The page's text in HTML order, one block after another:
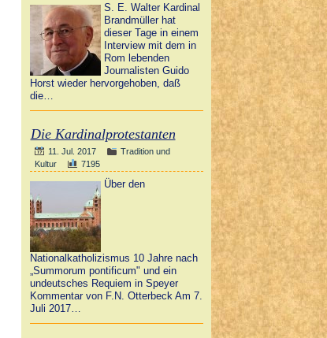
S. E. Walter Kardinal
Brandmüller hat
dieser Tage in einem
Interview mit dem in
Rom lebenden
Journalisten Guido
Horst wieder hervorgehoben, daß
die…
Die Kardinalprotestanten
11. Jul. 2017
Tradition und
Kultur
7195
Über den
Nationalkatholizismus 10 Jahre nach
„Summorum pontificum" und ein
undeutsches Requiem in Speyer
Kommentar von F.N. Otterbeck Am 7.
Juli 2017…